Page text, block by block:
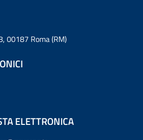
00187 Roma (RM)
ELETTRONICA